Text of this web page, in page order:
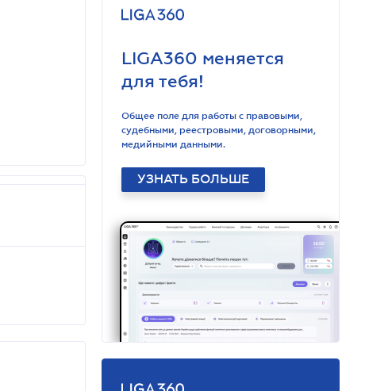
LIGA360 меняется
для тебя!
Общее поле для работы с правовыми,
судебными, реестровыми, договорными,
медийными данными.
УЗНАТЬ БОЛЬШЕ